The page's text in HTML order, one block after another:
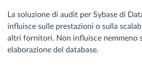
La soluzione di audit per Sybase di
influisce sulle prestazioni o sulla
altri fornitori. Non influisce nemmeno
elaborazione del database.